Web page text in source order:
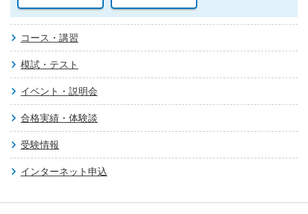
コース・講習
模試・テスト
イベント・説明会
合格実績・体験談
受験情報
インターネット申込